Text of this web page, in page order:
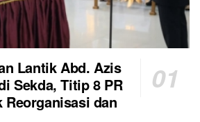
Lantik Abd. Azis
Sekda, Titip 8 PR
Reorganisasi dan